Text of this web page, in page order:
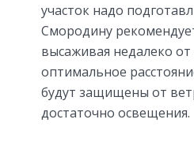
участок надо
Смородину
высаживая недалеко от
оптимальное
будут защищены от
достаточно освещения.